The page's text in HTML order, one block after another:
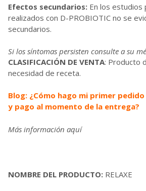
Efectos secundarios: En los estudios
realizados con D-PROBIOTIC no se
secundarios.
Si los síntomas persisten consulte a su
CLASIFICACIÓN DE VENTA: Producto
necesidad de receta.
Blog: ¿Cómo hago mi primer
y pago al momento de la entrega?
Más información aquí
NOMBRE DEL PRODUCTO: RELAXE